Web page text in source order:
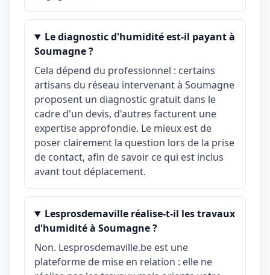
Le diagnostic d'humidité est-il payant à
Soumagne ?
Cela dépend du professionnel : certains
artisans du réseau intervenant à Soumagne
proposent un diagnostic gratuit dans le
cadre d'un devis, d'autres facturent une
expertise approfondie. Le mieux est de
poser clairement la question lors de la prise
de contact, afin de savoir ce qui est inclus
avant tout déplacement.
Lesprosdemaville réalise-t-il les travaux
d'humidité à Soumagne ?
Non. Lesprosdemaville.be est une
plateforme de mise en relation : elle ne